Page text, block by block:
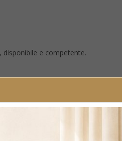
e competente.